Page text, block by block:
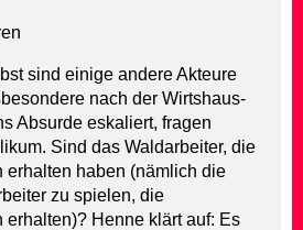
sind einige andere Akteure
nach der Wirtshaus-
Absurde eskaliert, fragen
Sind das Waldarbeiter, die
erhalten haben (nämlich die
zu spielen, die
erhalten)? Henne klärt auf: Es